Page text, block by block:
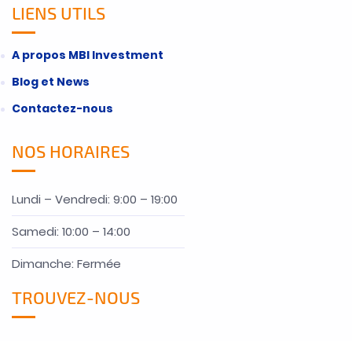
LIENS UTILS
A propos MBI Investment
Blog et News
Contactez-nous
NOS HORAIRES
Lundi – Vendredi: 9:00 – 19:00
Samedi: 10:00 – 14:00
Dimanche: Fermée
TROUVEZ-NOUS